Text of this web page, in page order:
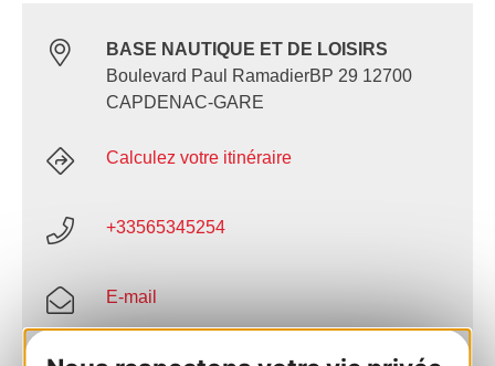
BASE NAUTIQUE ET DE LOISIRS
Boulevard Paul RamadierBP 29 12700
CAPDENAC-GARE
Calculez votre itinéraire
+33565345254
E-mail